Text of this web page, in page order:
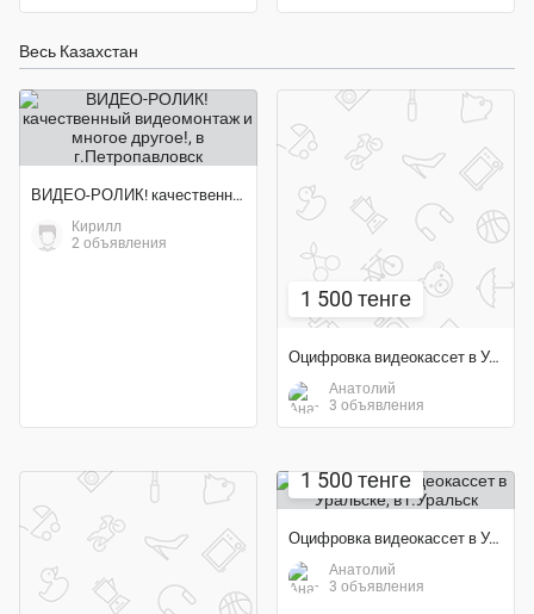
Весь Казахстан
ВИДЕО-РОЛИК! качественный видеомонтаж и многое другое!
Кирилл
2 объявления
1 500 тенге
Оцифровка видеокассет в Уральске
Анатолий
3 объявления
1 500 тенге
Оцифровка видеокассет в Уральске
Анатолий
3 объявления